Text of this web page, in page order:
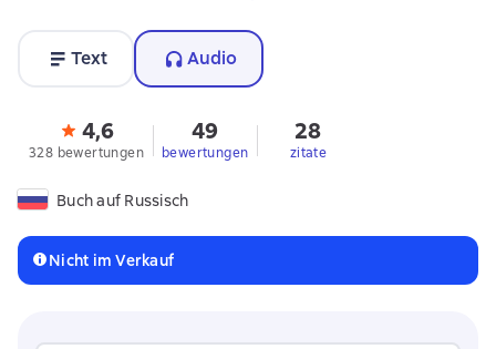
Text Audio
4,6
328 bewertungen
49
bewertungen
28
zitate
Buch auf Russisch
Nicht im Verkauf